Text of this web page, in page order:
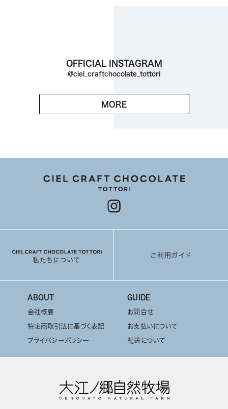
OFFICIAL INSTAGRAM
@ciel_craftchocolate_tottori
MORE
私たちについて
ご利用ガイド
ABOUT
会社概要
特定商取引法に基づく表記
プライバシーポリシー
GUIDE
お問合せ
お支払いについて
配送について